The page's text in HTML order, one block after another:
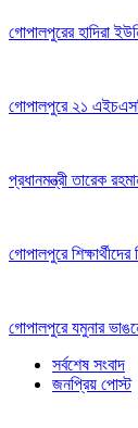
গোপালপুরের হাদিরা
গোপালপুরে ২১
প্রধানমন্ত্রী তারেক
গোপালপুরে
গোপালপুরে যমুনার
সর্বশেষ সংবাদ
জনপ্রিয় পোস্ট